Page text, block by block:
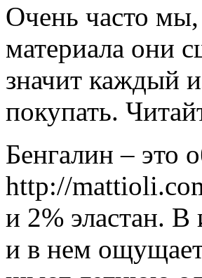
Очень часто
материала они
значит каждый
покупать.
Бенгалин – это
http://
и 2% эластан. В
и в нем